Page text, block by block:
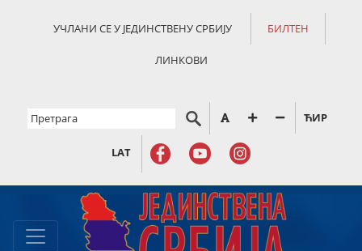
УЧЛАНИ СЕ У ЈЕДИНСТВЕНУ СРБИЈУ БИЛТЕН
ЛИНКОВИ
ЋИР
LAT